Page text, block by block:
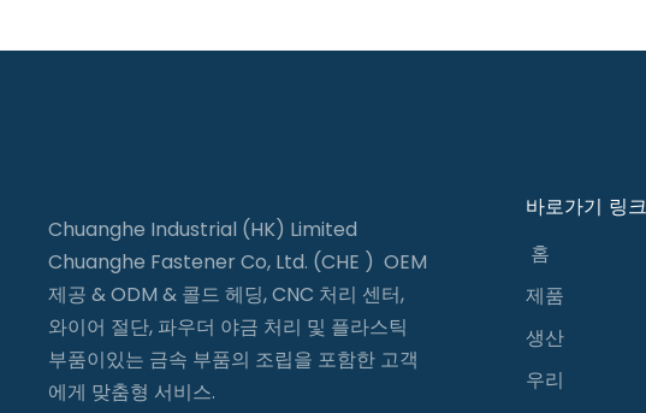
Chuanghe Industrial (HK) Limited
Chuanghe Fastener Co, Ltd. (CHE ) OEM
제공 & ODM & 콜드 헤딩, CNC 처리 센터,
와이어 절단, 파우더 야금 처리 및 플라스틱
부품이있는 금속 부품의 조립을 포함한 고객
에게 맞춤형 서비스.
바로가기 링크
홈
제품
생산
우리